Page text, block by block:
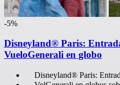
-5%
Disneyland® Paris:
VueloGenerali en globo
Disneyland® Paris: